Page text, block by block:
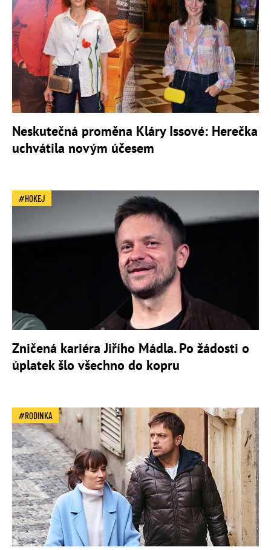
Neskutečná proměna Kláry Issové: Herečka
uchvátila novým účesem
HOKEJ
Zničená kariéra Jiřího Mádla. Po žádosti o
úplatek šlo všechno do kopru
RODINKA